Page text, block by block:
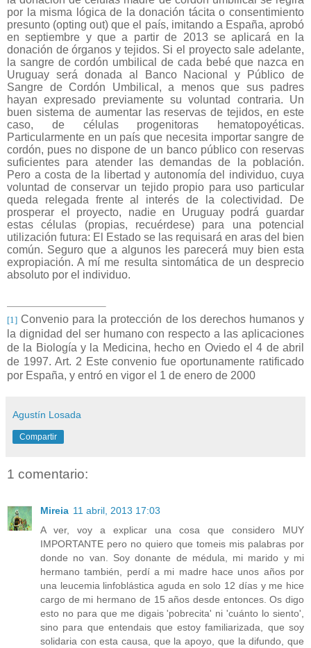
por la misma lógica de la donación tácita o consentimiento
presunto (opting out) que el país, imitando a España, aprobó
en septiembre y que a partir de 2013 se aplicará en la
donación de órganos y tejidos. Si el proyecto sale adelante,
la sangre de cordón umbilical de cada bebé que nazca en
Uruguay será donada al Banco Nacional y Público de
Sangre de Cordón Umbilical, a menos que sus padres
hayan expresado previamente su voluntad contraria. Un
buen sistema de aumentar las reservas de tejidos, en este
caso, de células progenitoras hematopoyéticas.
Particularmente en un país que necesita importar sangre de
cordón, pues no dispone de un banco público con reservas
suficientes para atender las demandas de la población.
Pero a costa de la libertad y autonomía del individuo, cuya
voluntad de conservar un tejido propio para uso particular
queda relegada frente al interés de la colectividad. De
prosperar el proyecto, nadie en Uruguay podrá guardar
estas células (propias, recuérdese) para una potencial
utilización futura: El Estado se las requisará en aras del bien
común. Seguro que a algunos les parecerá muy bien esta
expropiación. A mí me resulta sintomática de un desprecio
absoluto por el individuo.
[1] Convenio para la protección de los derechos humanos y
la dignidad del ser humano con respecto a las aplicaciones
de la Biología y la Medicina, hecho en Oviedo el 4 de abril
de 1997. Art. 2 Este convenio fue oportunamente ratificado
por España, y entró en vigor el 1 de enero de 2000
Agustín Losada
Compartir
1 comentario:
Mireia 11 abril, 2013 17:03
A ver, voy a explicar una cosa que considero MUY
IMPORTANTE pero no quiero que tomeis mis palabras por
donde no van. Soy donante de médula, mi marido y mi
hermano también, perdí a mi madre hace unos años por
una leucemia linfoblástica aguda en solo 12 días y me hice
cargo de mi hermano de 15 años desde entonces. Os digo
esto no para que me digais 'pobrecita' ni 'cuánto lo siento',
sino para que entendais que estoy familiarizada, que soy
solidaria con esta causa, que la apoyo, que la difundo, que